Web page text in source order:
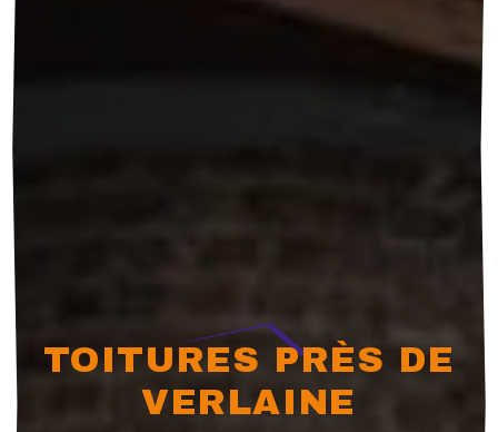
TOITURES PRÈS DE
VERLAINE